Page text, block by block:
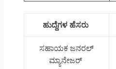
ಹುದ್ದೆಗಳ ಹೆಸರು
ಸಹಾಯಕ ಜನರಲ್
ಮ್ಯಾನೇಜರ್